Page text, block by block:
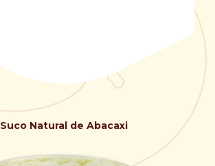
Suco Natural de Abacaxi